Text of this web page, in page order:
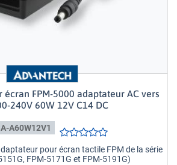
FPM-5000 adaptateur AC vers
240V 60W 12V C14 DC
A60W12V1
pour écran tactile FPM de la série
FPM-5171G et FPM-5191G)